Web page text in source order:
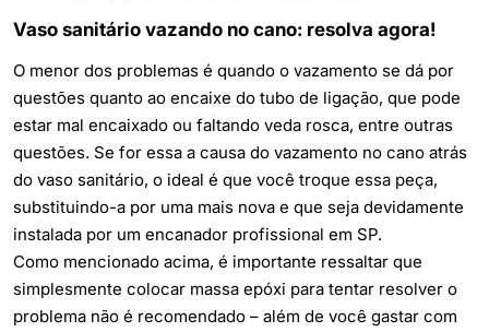
Vaso sanitário vazando no cano: resolva agora!
O menor dos problemas é quando o vazamento se dá por
questões quanto ao encaixe do tubo de ligação, que pode
estar mal encaixado ou faltando veda rosca, entre outras
questões. Se for essa a causa do vazamento no cano atrás
do vaso sanitário, o ideal é que você troque essa peça,
substituindo-a por uma mais nova e que seja devidamente
instalada por um encanador profissional em SP.
Como mencionado acima, é importante ressaltar que
simplesmente colocar massa epóxi para tentar resolver o
problema não é recomendado – além de você gastar com